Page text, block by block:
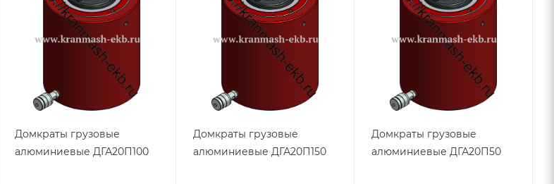
Домкраты грузовые
алюминиевые ДГА20П100
Домкраты грузовые
алюминиевые ДГА20П150
Домкраты грузовые
алюминиевые ДГА20П50